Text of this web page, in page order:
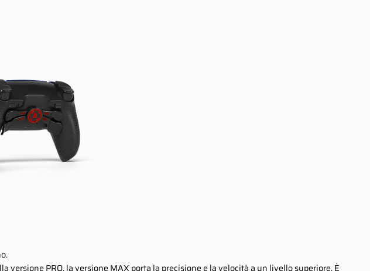
PRO, la versione MAX porta la precisione e la velocità a un livello superiore. È